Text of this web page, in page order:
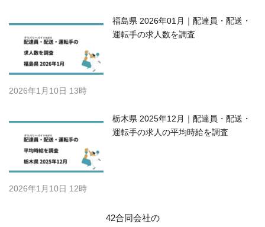
福島県 2026年01月｜配達員・配送・
運転手の求人数を調査
2026年1月10日 13時
栃木県 2025年12月｜配達員・配送・
運転手の求人の平均時給を調査
2026年1月10日 12時
42合同会社の